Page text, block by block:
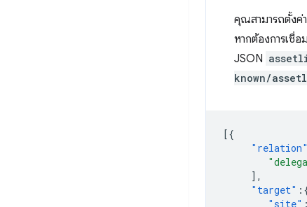
คุณสามารถตั้งค่
หากต้องการเชื่อ
JSON
known/
[{
"relation"
],
"target"
"site" :